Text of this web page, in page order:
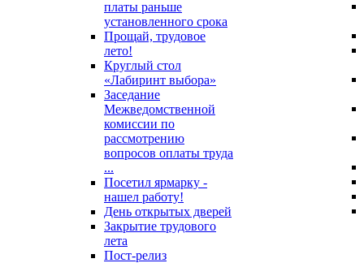
платы раньше
установленного срока
Прощай, трудовое
лето!
Круглый стол
«Лабиринт выбора»
Заседание
Межведомственной
комиссии по
рассмотрению
вопросов оплаты труда
...
Посетил ярмарку -
нашел работу!
День открытых дверей
Закрытие трудового
лета
Пост-релиз